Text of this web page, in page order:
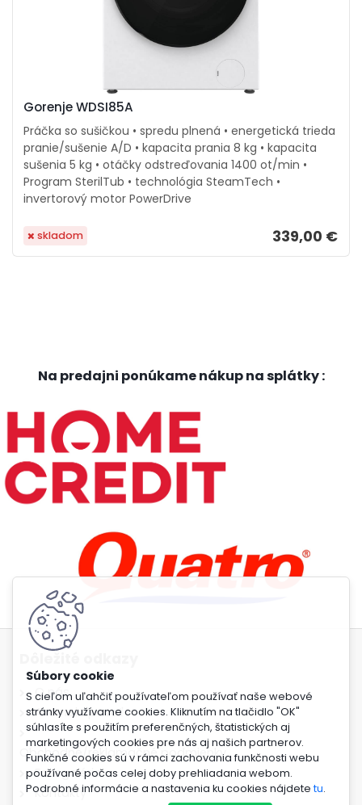
S cieľom uľahčiť používateľom používať naše webové
stránky využívame cookies. Kliknutím na tlačidlo "OK"
súhlasíte s použitím preferenčných, štatistických aj
marketingových cookies pre nás aj našich partnerov.
Funkčné cookies sú v rámci zachovania funkčnosti webu
používané počas celej doby prehliadania webom.
Podrobné informácie a nastavenia ku cookies nájdete tu.
Gorenje WDSI85A
Práčka so sušičkou • spredu plnená • energetická trieda
pranie/sušenie A/D • kapacita prania 8 kg • kapacita
sušenia 5 kg • otáčky odstreďovania 1400 ot/min •
Program SterilTub • technológia SteamTech •
invertorový motor PowerDrive
339,00 €
skladom
Na predajni ponúkame nákup na splátky :
O nás
Ako nakupovať
Obchodné/reklamačné podmienky
Fotogaléria
Kontakty